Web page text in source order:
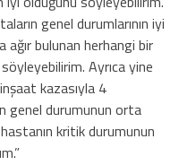
genel durumlarının iyi
bulunan herhangi bir
söyleyebilirim. Ayrıca yine
kazasıyla 4
genel durumunun orta
kritik durumunun